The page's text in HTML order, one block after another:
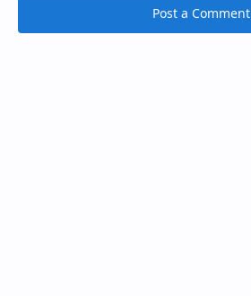
Post a Comment